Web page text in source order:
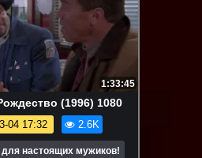
1:33:45
(1996) 1080
04 17:32 2.6K
настоящих мужиков!